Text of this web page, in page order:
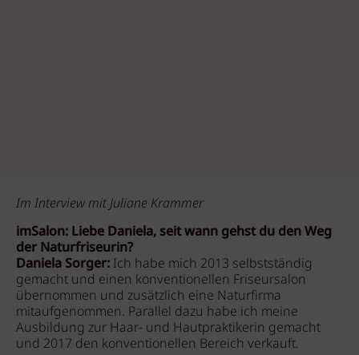
Im Interview mit Juliane Krammer
imSalon: Liebe Daniela, seit wann gehst du den Weg
der Naturfriseurin?
Daniela Sorger: Ich habe mich 2013 selbstständig
gemacht und einen konventionellen Friseursalon
übernommen und zusätzlich eine Naturfirma
mitaufgenommen. Parallel dazu habe ich meine
Ausbildung zur Haar- und Hautpraktikerin gemacht
und 2017 den konventionellen Bereich verkauft.